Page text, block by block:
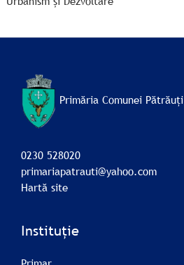
Primăria Comunei Pătrăuți
0230 528020
primariapatrauti@yahoo.com
Hartă site
Instituție